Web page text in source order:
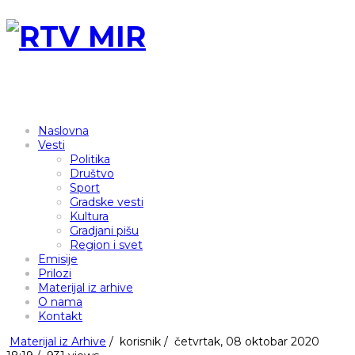
Naslovna
Vesti
Politika
Društvo
Sport
Gradske vesti
Kultura
Gradjani pišu
Region i svet
Emisije
Prilozi
Materijal iz arhive
O nama
Kontakt
Materijal iz Arhive / korisnik / četvrtak, 08 oktobar 2020